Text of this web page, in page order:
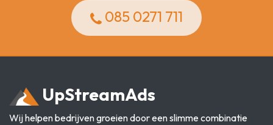
085 0271 711
UpStreamAds
Wij helpen bedrijven groeien door een slimme combinatie